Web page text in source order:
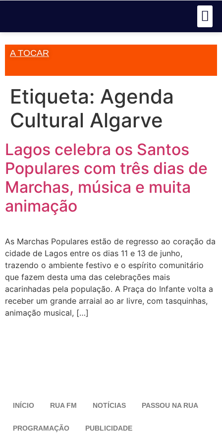
A TOCAR
Etiqueta: Agenda
Cultural Algarve
Lagos celebra os Santos
Populares com três dias de
Marchas, música e muita
animação
As Marchas Populares estão de regresso ao coração da
cidade de Lagos entre os dias 11 e 13 de junho,
trazendo o ambiente festivo e o espírito comunitário
que fazem desta uma das celebrações mais
acarinhadas pela população. A Praça do Infante volta a
receber um grande arraial ao ar livre, com tasquinhas,
animação musical, […]
INÍCIO RUA FM NOTÍCIAS PASSOU NA RUA
PROGRAMAÇÃO PUBLICIDADE